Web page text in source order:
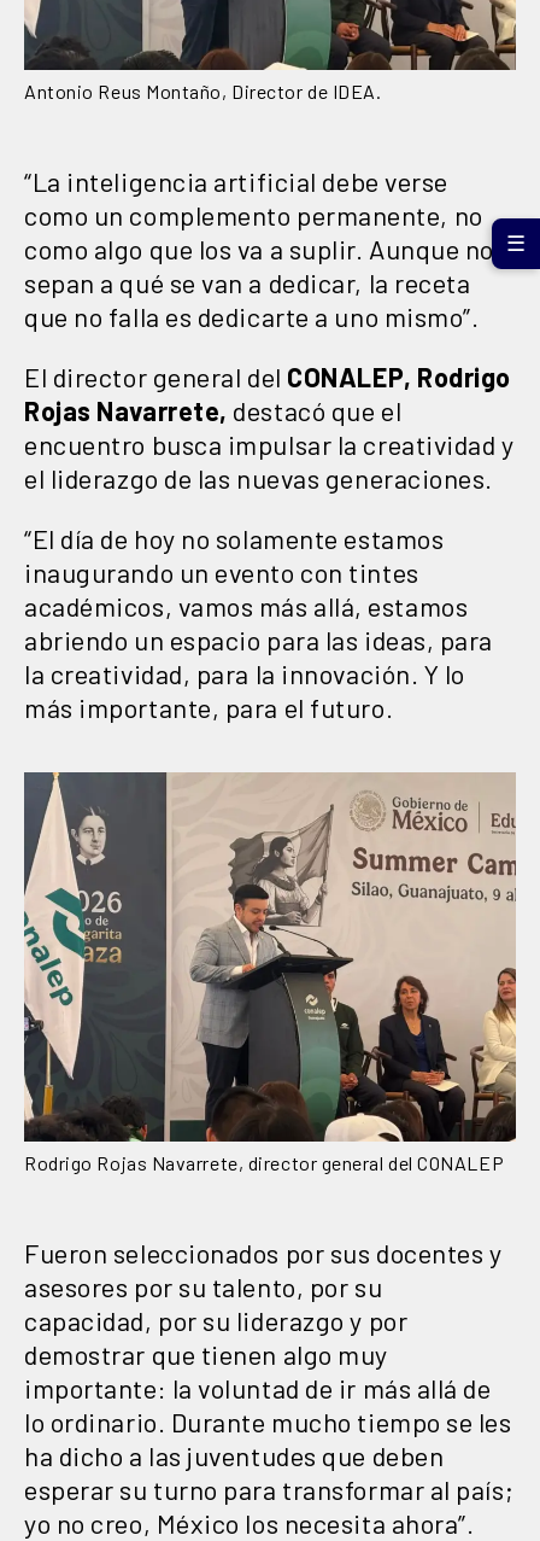
Antonio Reus Montaño, Director de IDEA.
“La inteligencia artificial debe verse
como un complemento permanente, no
como algo que los va a suplir. Aunque no
sepan a qué se van a dedicar, la receta
que no falla es dedicarte a uno mismo”.
El director general del CONALEP, Rodrigo
Rojas Navarrete, destacó que el
encuentro busca impulsar la creatividad y
el liderazgo de las nuevas generaciones.
“El día de hoy no solamente estamos
inaugurando un evento con tintes
académicos, vamos más allá, estamos
abriendo un espacio para las ideas, para
la creatividad, para la innovación. Y lo
más importante, para el futuro.
Rodrigo Rojas Navarrete, director general del CONALEP
Fueron seleccionados por sus docentes y
asesores por su talento, por su
capacidad, por su liderazgo y por
demostrar que tienen algo muy
importante: la voluntad de ir más allá de
lo ordinario. Durante mucho tiempo se les
ha dicho a las juventudes que deben
esperar su turno para transformar al país;
yo no creo, México los necesita ahora”.
☰